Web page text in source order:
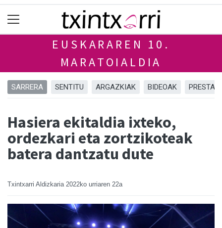
EUSKARAREN 10.
MARATOIALDIA
SARRERA SENTITU ARGAZKIAK BIDEOAK
Hasiera ekitaldia ixteko,
ordezkari eta zortzikoteak
batera dantzatu dute
Txintxarri Aldizkaria 2022ko urriaren 22a